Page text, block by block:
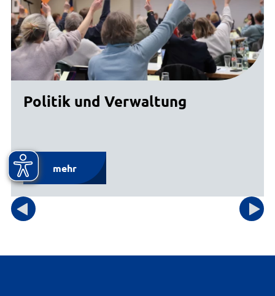
Politik und Verwaltung
mehr